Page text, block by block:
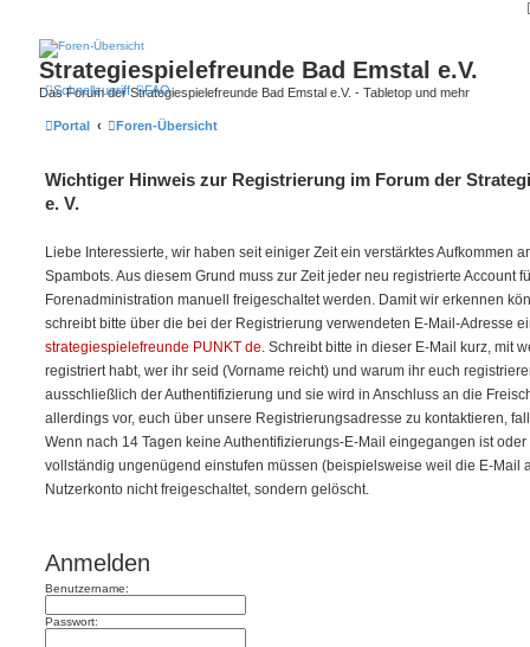
Strategiespielefreunde Bad Emstal e.V.
Das Forum der Strategiespielefreunde Bad Emstal e.V. - Tabletop und mehr
Schnellzugriff FAQ
Portal Foren-Übersicht
Wichtiger Hinweis zur Registrierung im Forum der
e. V.
Liebe Interessierte, wir haben seit einiger Zeit ein verstärktes Aufkommen
Spambots. Aus diesem Grund muss zur Zeit jeder neu registrierte Account
Forenadministration manuell freigeschaltet werden. Damit wir erkennen
schreibt bitte über die bei der Registrierung verwendeten E-Mail-Adresse
strategiespielefreunde PUNKT de. Schreibt bitte in dieser E-Mail kurz, mit
registriert habt, wer ihr seid (Vorname reicht) und warum ihr euch
ausschließlich der Authentifizierung und sie wird in Anschluss an die
allerdings vor, euch über unsere Registrierungsadresse zu kontaktieren,
Wenn nach 14 Tagen keine Authentifizierungs-E-Mail eingegangen ist
vollständig ungenügend einstufen müssen (beispielsweise weil die E-Mail
Nutzerkonto nicht freigeschaltet, sondern gelöscht.
Anmelden
Benutzername:
Passwort: